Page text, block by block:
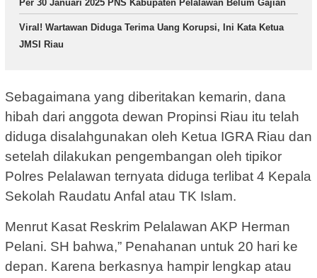
Per 30 Januari 2025 PNS Kabupaten Pelalawan Belum Gajian
Viral! Wartawan Diduga Terima Uang Korupsi, Ini Kata Ketua
JMSI Riau
Sebagaimana yang diberitakan kemarin, dana
hibah dari anggota dewan Propinsi Riau itu telah
diduga disalahgunakan oleh Ketua IGRA Riau dan
setelah dilakukan pengembangan oleh tipikor
Polres Pelalawan ternyata diduga terlibat 4 Kepala
Sekolah Raudatu Anfal atau TK Islam.
Menrut Kasat Reskrim Pelalawan AKP Herman
Pelani. SH bahwa,” Penahanan untuk 20 hari ke
depan. Karena berkasnya hampir lengkap atau